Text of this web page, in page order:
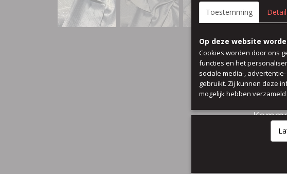
78%
farbe hell
waschbar
Preis pro
breit 140
Toestemming
Op deze website
Cookies worden door ons
functies en het
sociale media-,
gebruikt. Zij kunnen deze
mogelijk hebben